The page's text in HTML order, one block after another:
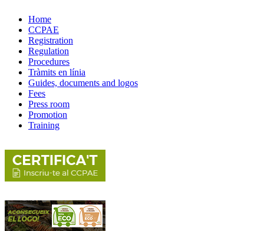
Home
CCPAE
Registration
Regulation
Procedures
Tràmits en línia
Guides, documents and logos
Fees
Press room
Promotion
Training